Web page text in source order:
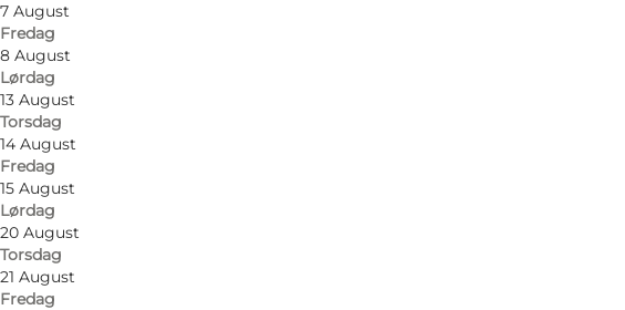
7 August
Fredag
8 August
Lørdag
13 August
Torsdag
14 August
Fredag
15 August
Lørdag
20 August
Torsdag
21 August
Fredag